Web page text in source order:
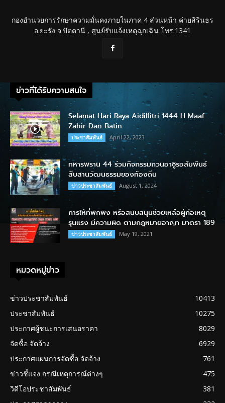
กองอำนวยการรักษาความมั่นคงภายในภาค 4 ส่วนหน้า ค่ายสิรินธร
อ.ยะรัง จ.ปัตตานี , ศูนย์รับแจ้งเหตุฉุกเฉิน โทร.1341
ข่าวที่ได้รับความสนใจ
Selamat Hari Raya Aidilfitri 1444 H Maaf
Zahir Dan Batin
ประชาสัมพันธ์ April 22, 2023
ทหารพราน 44 ร่วมกิจกรรมกวนอาซูรอสัมพันธ์
สืบสานวัฒนธรรมของท้องถิ่น
ข่าวประชาสัมพันธ์ August 1, 2024
การให้ที่พักพิง หรือสนับสนุนช่วยเหลือผู้ก่อเหตุ
รุนแรง มีความผิด ตามกฎหมายอาญา มาตรา 189
ข่าวประชาสัมพันธ์ May 19, 2021
หมวดหมู่ข่าว
ข่าวประชาสัมพันธ์
10413
ประชาสัมพันธ์
10275
ประกาศผู้ชนะการเสนอราคา
8029
จัดซื้อ จัดจ้าง
6929
ประกาศแผนการจัดซื้อ จัดจ้าง
761
ข่าวชี้แจง กรณีเหตุการณ์ต่างๆ
475
วิดีโอประชาสัมพันธ์
381